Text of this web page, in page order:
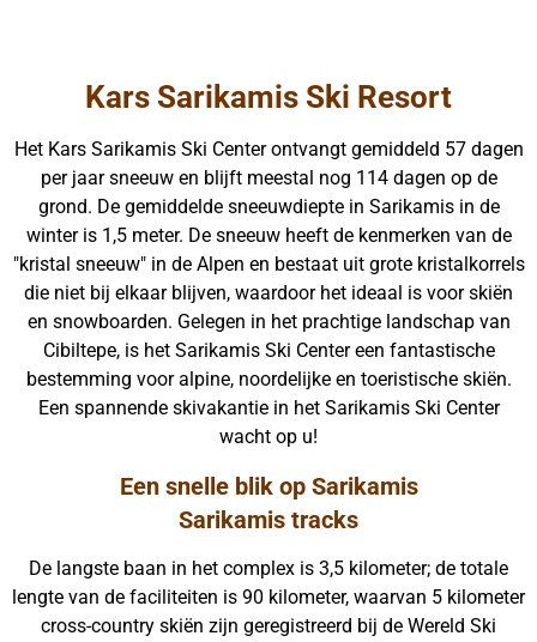
Kars Sarikamis Ski Resort
Het Kars Sarikamis Ski Center ontvangt gemiddeld 57 dagen
per jaar sneeuw en blijft meestal nog 114 dagen op de
grond. De gemiddelde sneeuwdiepte in Sarikamis in de
winter is 1,5 meter. De sneeuw heeft de kenmerken van de
"kristal sneeuw" in de Alpen en bestaat uit grote kristalkorrels
die niet bij elkaar blijven, waardoor het ideaal is voor skiën
en snowboarden. Gelegen in het prachtige landschap van
Cibiltepe, is het Sarikamis Ski Center een fantastische
bestemming voor alpine, noordelijke en toeristische skiën.
Een spannende skivakantie in het Sarikamis Ski Center
wacht op u!
Een snelle blik op Sarikamis
Sarikamis tracks
De langste baan in het complex is 3,5 kilometer; de totale
lengte van de faciliteiten is 90 kilometer, waarvan 5 kilometer
cross-country skiën zijn geregistreerd bij de Wereld Ski